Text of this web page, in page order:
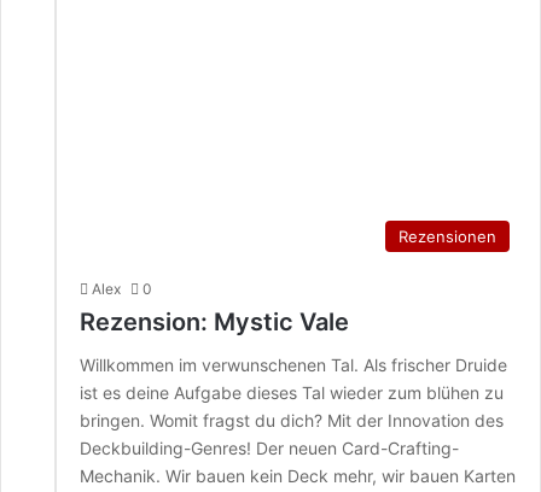
Rezensionen
Alex 0
Rezension: Mystic Vale
Willkommen im verwunschenen Tal. Als frischer Druide
ist es deine Aufgabe dieses Tal wieder zum blühen zu
bringen. Womit fragst du dich? Mit der Innovation des
Deckbuilding-Genres! Der neuen Card-Crafting-
Mechanik. Wir bauen kein Deck mehr, wir bauen Karten